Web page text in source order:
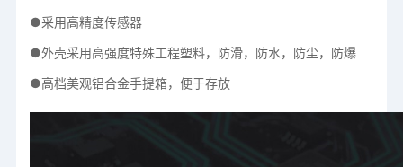
●采用高精度传感器
●外壳采用高强度特殊工程塑料，防滑，防水，防尘，防爆
●高档美观铝合金手提箱，便于存放